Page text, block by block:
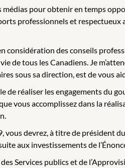
pour obtenir en temps
professionnels et
des conseils
de tous les Canadiens. Je
sous sa direction, est de vous
réaliser les engagements du
vous accomplissez dans la
devrez, à titre de président
aux investissements de
Services publics et de